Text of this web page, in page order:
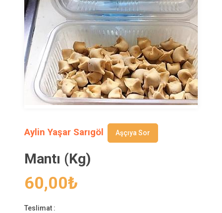
Aylin Yaşar Sarıgöl Aşçıya Sor
Mantı (Kg)
60,00₺
Teslimat :